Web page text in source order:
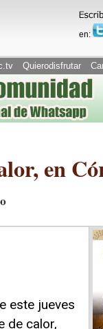
en:
Quierodisfrutar
en
este jueves
de calor,